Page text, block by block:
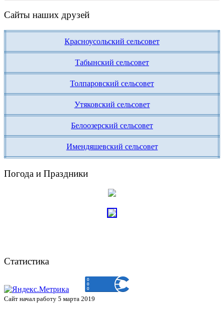
Сайты наших друзей
Красноусольский сельсовет
Табынский сельсовет
Толпаровский сельсовет
Утяковский сельсовет
Белоозерский сельсовет
Имендяшевский сельсовет
Погода и Праздники
Статистика
Сайт начал работу 5 марта 2019